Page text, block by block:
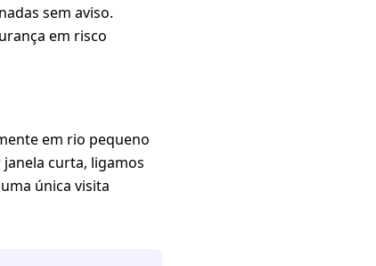
sem aviso.
em risco
em rio pequeno
curta, ligamos
única visita